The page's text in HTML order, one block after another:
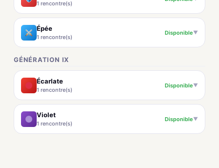
1 rencontre(s)
Épée
1 rencontre(s)
Disponible▼
GÉNÉRATION IX
Écarlate
1 rencontre(s)
Disponible▼
Violet
1 rencontre(s)
Disponible▼